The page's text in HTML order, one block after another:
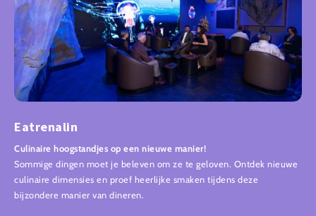
Eatrenalin
Culinaire hoogstandjes op een nieuwe manier!
Sommige dingen moet je beleven om ze te geloven. Ontdek nieuwe
culinaire dimensies en proef heerlijke smaken tijdens deze
bijzondere manier van dineren.